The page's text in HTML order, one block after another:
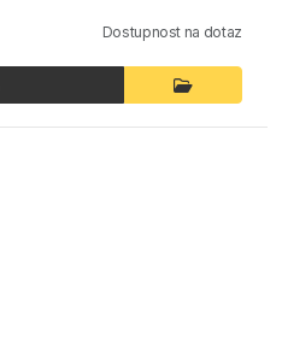
Dostupnost na dotaz